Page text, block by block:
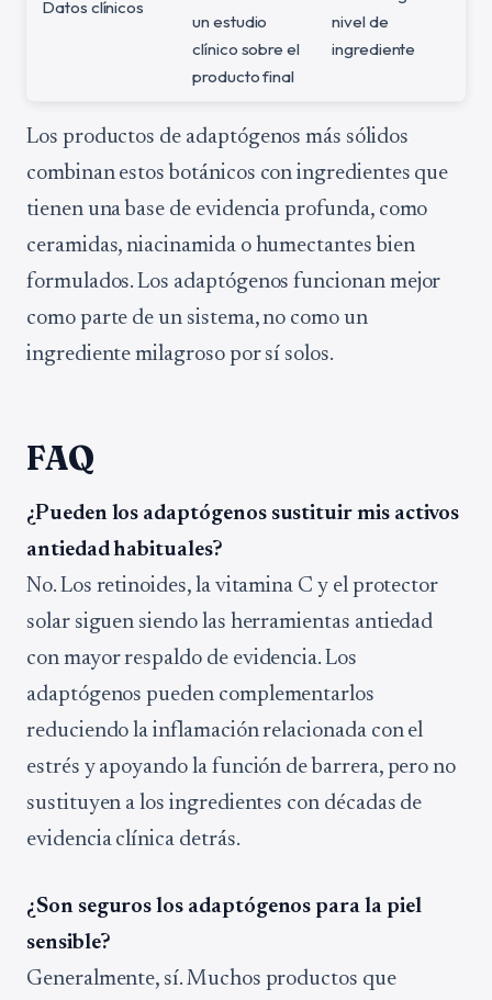
Datos clínicos
un estudio
clínico sobre el
producto final
nivel de
ingrediente
Los productos de adaptógenos más sólidos
combinan estos botánicos con ingredientes que
tienen una base de evidencia profunda, como
ceramidas, niacinamida o humectantes bien
formulados. Los adaptógenos funcionan mejor
como parte de un sistema, no como un
ingrediente milagroso por sí solos.
FAQ
¿Pueden los adaptógenos sustituir mis activos
antiedad habituales?
No. Los retinoides, la vitamina C y el protector
solar siguen siendo las herramientas antiedad
con mayor respaldo de evidencia. Los
adaptógenos pueden complementarlos
reduciendo la inflamación relacionada con el
estrés y apoyando la función de barrera, pero no
sustituyen a los ingredientes con décadas de
evidencia clínica detrás.
¿Son seguros los adaptógenos para la piel
sensible?
Generalmente, sí. Muchos productos que